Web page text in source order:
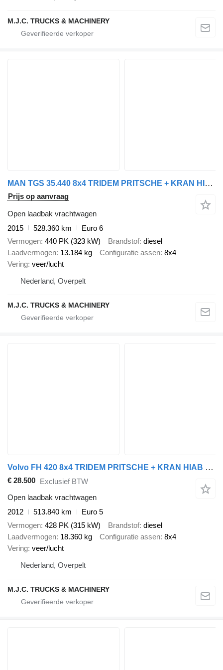
M.J.C. TRUCKS & MACHINERY
MAN TGS 35.440 8x4 TRIDEM PRITSCHE + KRAN HIAB 288 E-6 HIPRO + RADIO
Prijs op aanvraag
Open laadbak vrachtwagen
2015
528.360 km
Euro 6
Vermogen 440 PK (323 kW) Brandstof diesel
Laadvermogen 13.184 kg Configuratie assen 8x4
Vering veer/lucht
Nederland, Overpelt
M.J.C. TRUCKS & MACHINERY
Volvo FH 420 8x4 TRIDEM PRITSCHE + KRAN HIAB ROLLER 130 R - PLATFORM 8
€ 28.500 Exclusief BTW
Open laadbak vrachtwagen
2012
513.840 km
Euro 5
Vermogen 428 PK (315 kW) Brandstof diesel
Laadvermogen 18.360 kg Configuratie assen 8x4
Vering veer/lucht
Nederland, Overpelt
M.J.C. TRUCKS & MACHINERY